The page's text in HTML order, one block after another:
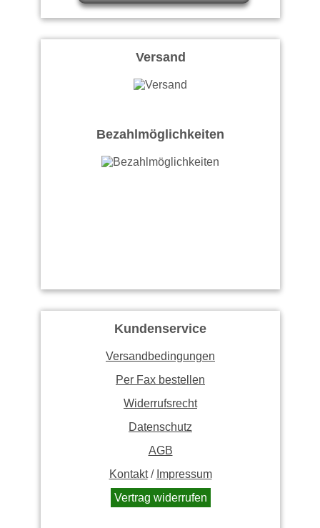
Versand
Bezahlmöglichkeiten
Kundenservice
Versandbedingungen
Per Fax bestellen
Widerrufsrecht
Datenschutz
AGB
Kontakt/ Impressum
Vertrag widerrufen